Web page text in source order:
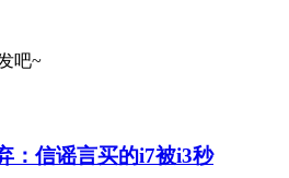
吧~
：信谣言买的i7被i3秒